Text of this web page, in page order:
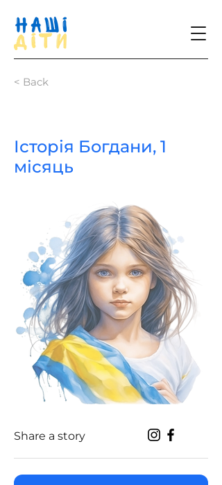
< Back
Історія Богдани, 1
місяць
Share a story